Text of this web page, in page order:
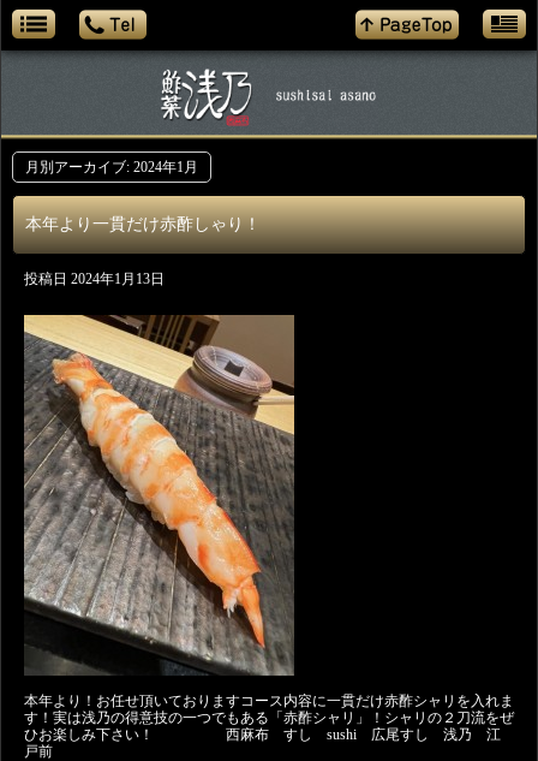
月別アーカイブ: 2024年1月
本年より一貫だけ赤酢しゃり！
投稿日 2024年1月13日
本年より！お任せ頂いておりますコース内容に一貫だけ赤酢シャリを入れま
す！実は浅乃の得意技の一つでもある「赤酢シャリ」！シャリの２刀流をぜ
ひお楽しみ下さい！ 西麻布 すし sushi 広尾すし 浅乃 江
戸前